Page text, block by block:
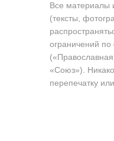
Все материалы
(тексты,
ограничений
«Союз»).
перепечатку